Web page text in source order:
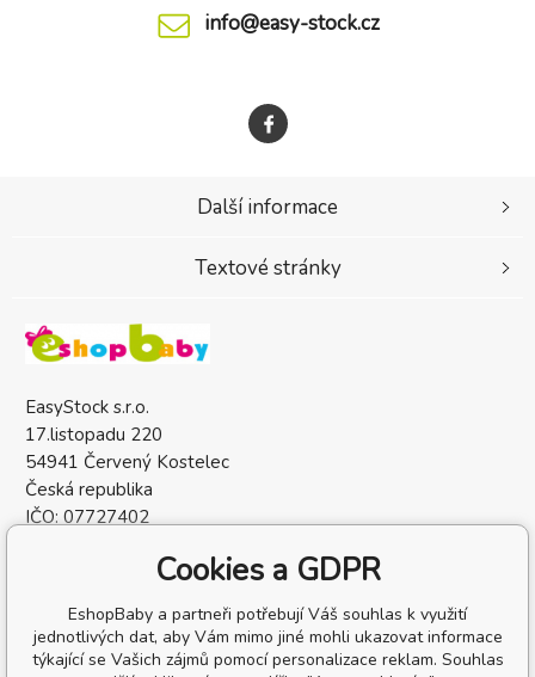
info@easy-stock.cz
EasyStock s.r.o.
17.listopadu 220
54941 Červený Kostelec
Česká republika
IČO: 07727402
Další informace
Textové stránky
Cookies a GDPR
EshopBaby a partneři potřebují Váš souhlas k využití
jednotlivých dat, aby Vám mimo jiné mohli ukazovat informace
týkající se Vašich zájmů pomocí personalizace reklam. Souhlas